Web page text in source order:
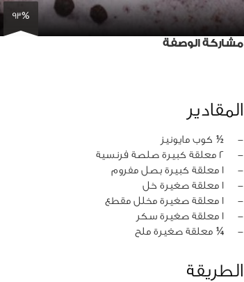
93%
مشاركة الوصفة
المقادير
‏-
½ كوب مايونيز
‏-
2 معلقة كبيرة صلصة فرنسية
‏-
1 معلقة كبيرة بصل مفروم
‏-
1 معلقة صغيرة خل
‏-
1 معلقة صغيرة مخلل مقطع
‏-
1 معلقة صغيرة سكر
‏-
¼ معلقة صغيرة ملح
الطريقة